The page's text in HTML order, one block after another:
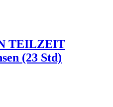
TEILZEIT
(23 Std)